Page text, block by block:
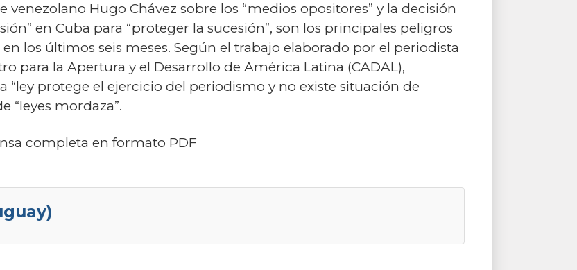
Hugo Chávez sobre los “medios opositores” y la decisión
en Cuba para “proteger la sucesión”, son los principales peligros
los últimos seis meses. Según el trabajo elaborado por el periodista
para la Apertura y el Desarrollo de América Latina (CADAL),
“ley protege el ejercicio del periodismo y no existe situación de
“leyes mordaza”.
completa en formato PDF